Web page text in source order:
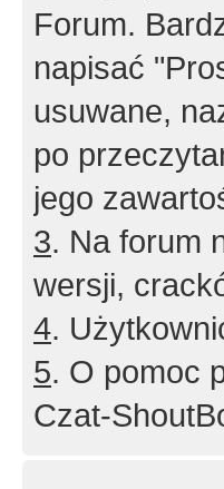
Forum.
napisać
usuwane,
po
jego
3. Na forum
wersji,
4.
5. O pomoc
Czat-